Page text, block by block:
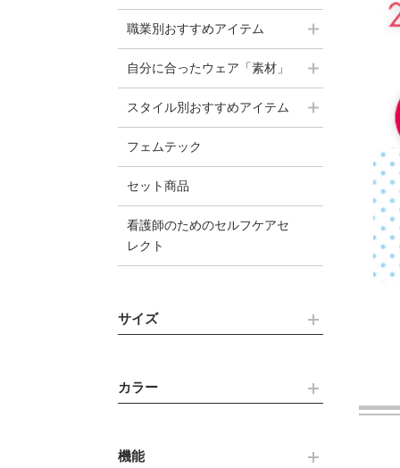
職業別おすすめアイテム
自分に合ったウェア「素材」
スタイル別おすすめアイテム
フェムテック
セット商品
看護師のためのセルフケアセ
レクト
サイズ
カラー
機能